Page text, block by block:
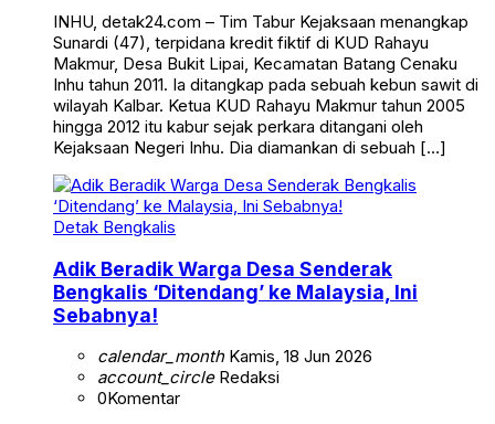
INHU, detak24.com – Tim Tabur Kejaksaan menangkap
Sunardi (47), terpidana kredit fiktif di KUD Rahayu
Makmur, Desa Bukit Lipai, Kecamatan Batang Cenaku
Inhu tahun 2011. Ia ditangkap pada sebuah kebun sawit di
wilayah Kalbar. Ketua KUD Rahayu Makmur tahun 2005
hingga 2012 itu kabur sejak perkara ditangani oleh
Kejaksaan Negeri Inhu. Dia diamankan di sebuah […]
Detak Bengkalis
Adik Beradik Warga Desa Senderak
Bengkalis ‘Ditendang’ ke Malaysia, Ini
Sebabnya!
calendar_monthKamis, 18 Jun 2026
account_circleRedaksi
0Komentar